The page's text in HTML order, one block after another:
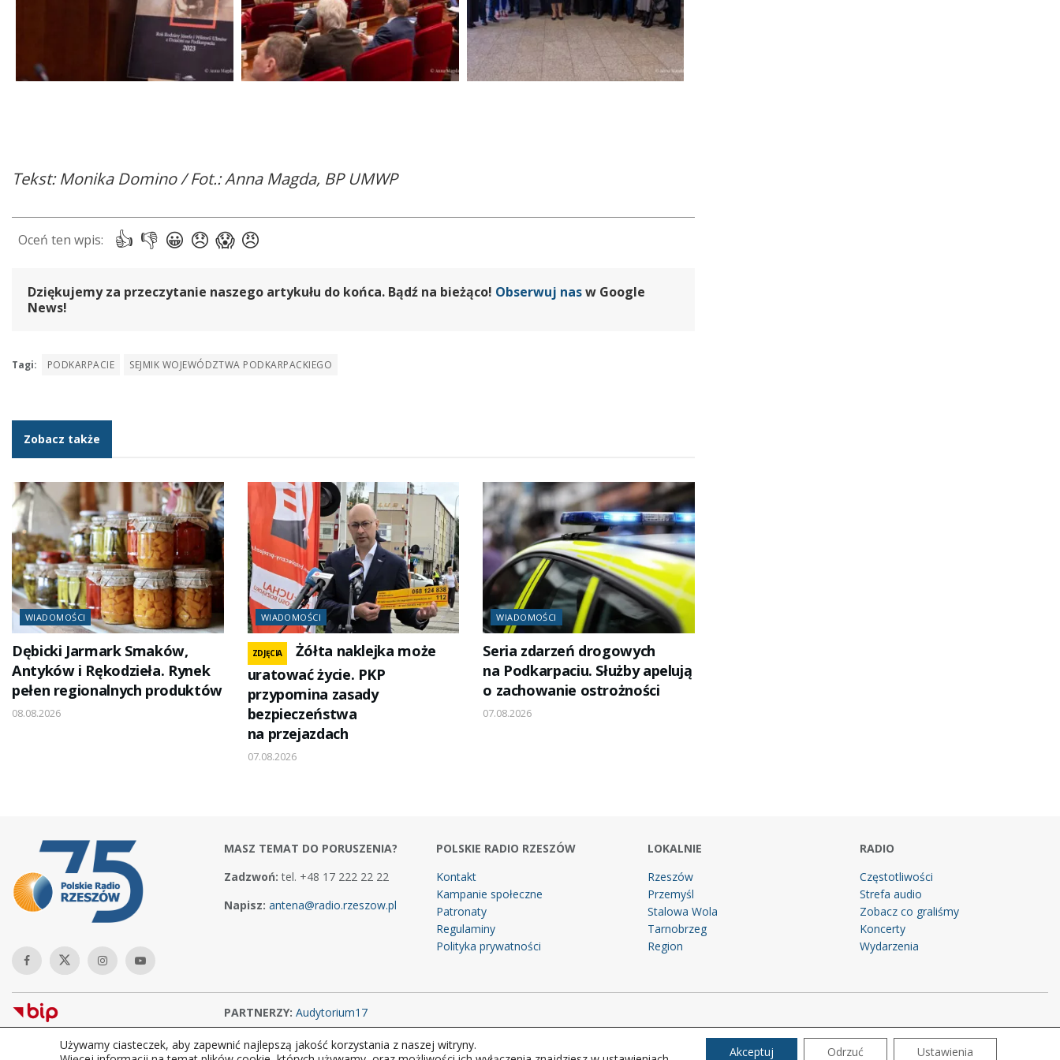
Tekst: Monika Domino / Fot.: Anna Magda, BP UMWP
Dziękujemy za przeczytanie naszego artykułu do końca. Bądź na bieżąco! Obserwuj nasw Google
News!
Tagi: PODKARPACIE SEJMIK WOJEWÓDZTWA PODKARPACKIEGO
Zobacz także
WIADOMOŚCI
Dębicki Jarmark Smaków,
Antyków i Rękodzieła. Rynek
pełen regionalnych produktów
08.08.2026
WIADOMOŚCI
ZDJĘCIA
Żółta naklejka może
uratować życie. PKP
przypomina zasady
bezpieczeństwa
na przejazdach
07.08.2026
WIADOMOŚCI
Seria zdarzeń drogowych
na Podkarpaciu. Służby apelują
o zachowanie ostrożności
07.08.2026
MASZ TEMAT DO PORUSZENIA?
Zadzwoń: tel. +48 17 222 22 22
Napisz: antena@radio.rzeszow.pl
POLSKIE RADIO RZESZÓW
Kontakt
Kampanie społeczne
Patronaty
Regulaminy
Polityka prywatności
LOKALNIE
Rzeszów
Przemyśl
Stalowa Wola
Tarnobrzeg
Region
RADIO
Częstotliwości
Strefa audio
Zobacz co graliśmy
Koncerty
Wydarzenia
PARTNERZY: Audytorium17
Copyright © 2026Polskie Radio Rzeszów S.A. w likwidacj. Wszelkie prawa zastrzeżone.
Używamy ciasteczek, aby zapewnić najlepszą jakość korzystania z naszej witryny.
Akceptuj Odrzuć Ustawienia